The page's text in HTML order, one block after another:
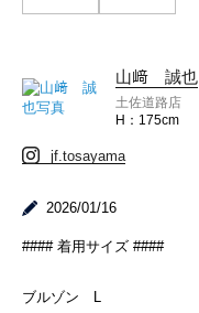
山﨑 誠也
土佐道路店
175cm
jf.tosayama
2026/01/16
#### 着用サイズ ####
ブルゾン L